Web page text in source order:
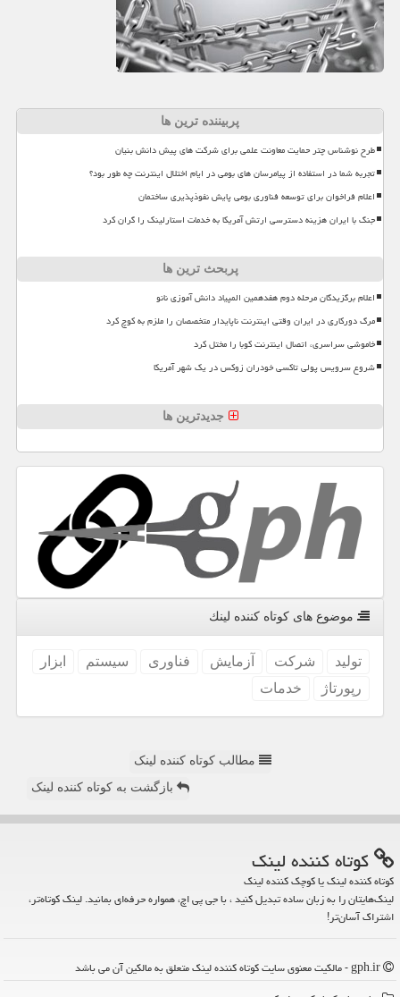
پربیننده ترین ها
طرح نوشناس چتر حمایت معاونت علمی برای شرکت های پیش دانش بنیان
تجربه شما در استفاده از پیامرسان های بومی در ایام اختلال اینترنت چه طور بود؟
اعلام فراخوان برای توسعه فناوری بومی پایش نفوذپذیری ساختمان
جنگ با ایران هزینه دسترسی ارتش آمریکا به خدمات استارلینک را گران کرد
پربحث ترین ها
اعلام برگزیدگان مرحله دوم هفدهمین المپیاد دانش آموزی نانو
مرگ دورکاری در ایران وقتی اینترنت ناپایدار متخصصان را ملزم به کوچ کرد
خاموشی سراسری، اتصال اینترنت کوبا را مختل کرد
شروع سرویس پولی تاکسی خودران زوکس در یک شهر آمریکا
جدیدترین ها
موضوع های كوتاه كننده لینك
تولید شركت آزمایش فناوری سیستم
ابزار
رپورتاژ
خدمات
مطالب کوتاه کننده لینک
بازگشت به کوتاه کننده لینک
كوتاه كننده لینك
کوتاه کننده لینک یا کوچک کننده لینک
لینک‌هایتان را به زبان ساده تبدیل کنید ، با جی پی اچ، همواره حرفه‌ای بمانید. لینک کوتاه‌تر،
اشتراک آسان‌تر!